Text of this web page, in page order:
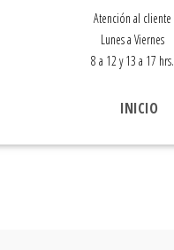
Atención al cliente
Lunes a Viernes
8 a 12 y 13 a 17 hrs.
INICIO